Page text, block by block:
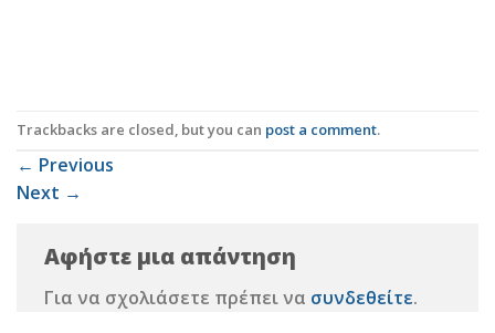
Trackbacks are closed, but you can post a comment.
← Previous
Next →
Αφήστε μια απάντηση
Για να σχολιάσετε πρέπει να συνδεθείτε.